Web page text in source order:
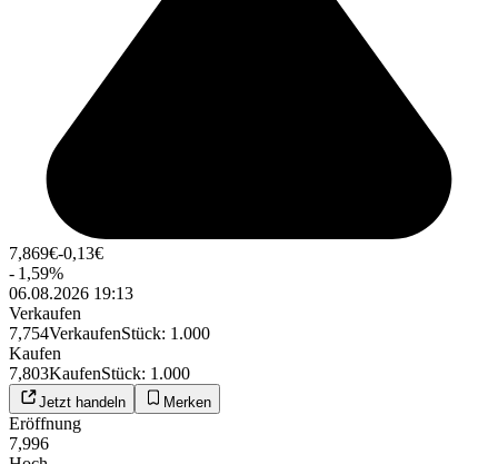
7,869€-0,13€
- 1,59%
06.08.2026 19:13
Verkaufen
7,754VerkaufenStück: 1.000
Kaufen
7,803KaufenStück: 1.000
Jetzt handeln Merken
Eröffnung
7,996